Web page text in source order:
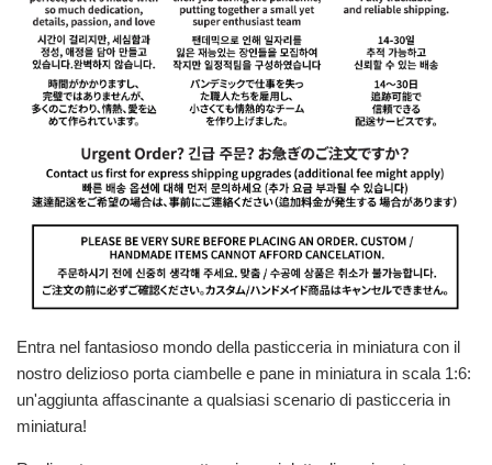
Entra nel fantasioso mondo della pasticceria in miniatura con il
nostro delizioso porta ciambelle e pane in miniatura in scala 1:6:
un'aggiunta affascinante a qualsiasi scenario di pasticceria in
miniatura!